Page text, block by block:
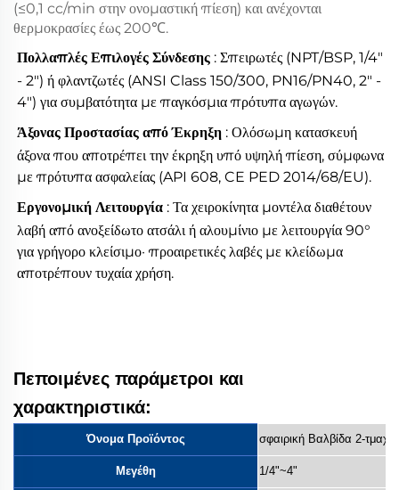
(≤0,1 cc/min στην ονομαστική πίεση) και ανέχονται
θερμοκρασίες έως 200℃.
Πολλαπλές Επιλογές Σύνδεσης : Σπειρωτές (NPT/BSP, 1/4"
- 2") ή φλαντζωτές (ANSI Class 150/300, PN16/PN40, 2" -
4") για συμβατότητα με παγκόσμια πρότυπα αγωγών.
Άξονας Προστασίας από Έκρηξη : Ολόσωμη κατασκευή
άξονα που αποτρέπει την έκρηξη υπό υψηλή πίεση, σύμφωνα
με πρότυπα ασφαλείας (API 608, CE PED 2014/68/EU).
Εργονομική Λειτουργία : Τα χειροκίνητα μοντέλα διαθέτουν
λαβή από ανοξείδωτο ατσάλι ή αλουμίνιο με λειτουργία 90°
για γρήγορο κλείσιμο· προαιρετικές λαβές με κλείδωμα
αποτρέπουν τυχαία χρήση.
Πεποιμένες παράμετροι και
χαρακτηριστικά:
Όνομα Προϊόντος σφαιρική Βαλβίδα 2-
Μεγέθη 1/4"~4"